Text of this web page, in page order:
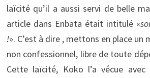
laïcité qu’il a aussi servi de belle
article dans Enbata était intitulé «
!». C’est à dire , mettons en place un
non confessionnel, libre de toute
Cette laïcité, Koko l’a vécue avec